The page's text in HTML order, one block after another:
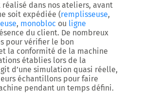
réalisé dans nos ateliers, avant
soit expédiée (remplisseuse,
, monobloc ou ligne
du client. De nombreux
pour vérifier le bon
la conformité de la machine
établies lors de la
d’une simulation quasi réelle,
échantillons pour faire
pendant un temps défini.